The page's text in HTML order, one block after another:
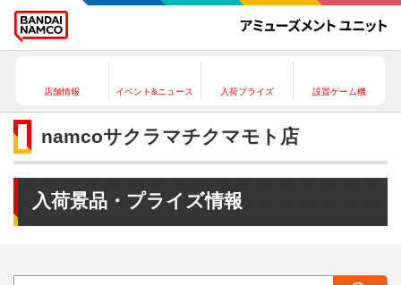
店舗情報 イベント&ニュース 入荷プライズ 設置ゲーム機
namcoサクラマチクマモト店
入荷景品・プライズ情報